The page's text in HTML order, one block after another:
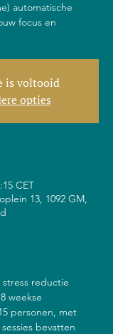
automatische
focus en
is voltooid
opties
CET
13, 1092 GM,
reductie
weekse
personen, met
bevatten